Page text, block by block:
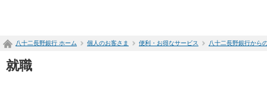
内
移
八十二長野銀行 ホーム 個人のお客さま 便利・お得なサービス 八十二長野銀行から
就職